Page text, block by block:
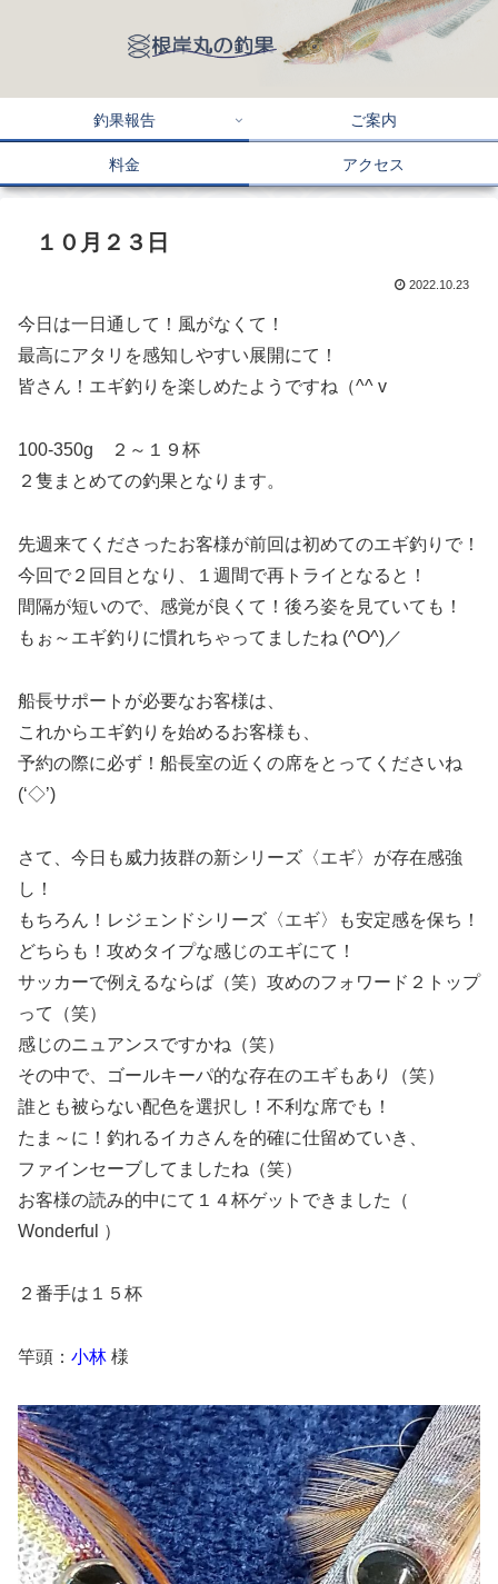
釣果報告 ご案内
料金 アクセス
１０月２３日
2022.10.23
今日は一日通して！風がなくて！
最高にアタリを感知しやすい展開にて！
皆さん！エギ釣りを楽しめたようですね（^^ v
100-350g ２～１９杯
２隻まとめての釣果となります。
先週来てくださったお客様が前回は初めてのエギ釣りで！
今回で２回目となり、１週間で再トライとなると！
間隔が短いので、感覚が良くて！後ろ姿を見ていても！
もぉ～エギ釣りに慣れちゃってましたね (^O^)／
船長サポートが必要なお客様は、
これからエギ釣りを始めるお客様も、
予約の際に必ず！船長室の近くの席をとってくださいね
(‘◇’)ゞ
さて、今日も威力抜群の新シリーズ〈エギ〉が存在感強
し！
もちろん！レジェンドシリーズ〈エギ〉も安定感を保ち！
どちらも！攻めタイプな感じのエギにて！
サッカーで例えるならば（笑）攻めのフォワード２トップ
って（笑）
感じのニュアンスですかね（笑）
その中で、ゴールキーパ的な存在のエギもあり（笑）
誰とも被らない配色を選択し！不利な席でも！
たま～に！釣れるイカさんを的確に仕留めていき、
ファインセーブしてましたね（笑）
お客様の読み的中にて１４杯ゲットできました（
Wonderful ）
２番手は１５杯
竿頭： 小林 様